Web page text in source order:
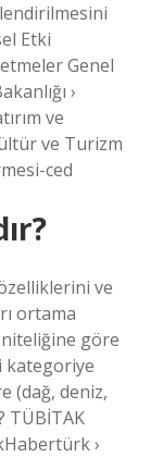
Etki
Genel
›
ve
ve Turizm
ced
özelliklerini ve
ortama
göre
kategoriye
(dağ, deniz,
TÜBİTAK
›